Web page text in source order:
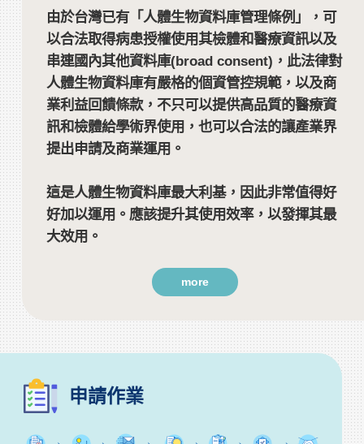
由於台灣已有「人體生物資料庫管理條例」，可
以合法取得病患授權使用其檢體和醫療資訊以及
串連國內其他資料庫(broad consent)，此法律對
人體生物資料庫有嚴格的個資管控規範，以及商
業利益回饋條款，不只可以提供高品質的醫療資
訊和檢體給學術界使用，也可以合法的讓產業界
提出申請及商業運用。
這是人體生物資料庫最大利基，因此非常值得好
好加以運用。應該提升其使用效率，以發揮其最
大效用。
more
申請作業